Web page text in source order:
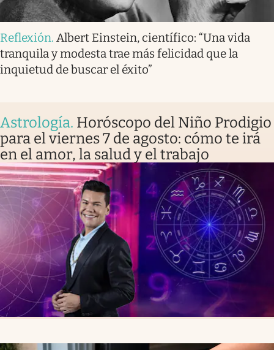
Reflexión. Albert Einstein, científico: “Una vida
tranquila y modesta trae más felicidad que la
inquietud de buscar el éxito”
Astrología. Horóscopo del Niño Prodigio
para el viernes 7 de agosto: cómo te irá
en el amor, la salud y el trabajo